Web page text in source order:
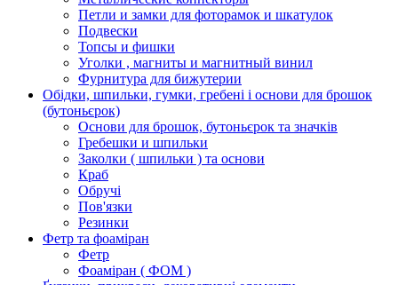
Петли и замки для фоторамок и шкатулок
Подвески
Топсы и фишки
Уголки , магниты и магнитный винил
Фурнитура для бижутерии
Обідки, шпильки, гумки, гребені і основи для брошок
(бутоньєрок)
Основи для брошок, бутоньєрок та значків
Гребешки и шпильки
Заколки ( шпильки ) та основи
Краб
Обручі
Пов'язки
Резинки
Фетр та фоаміран
Фетр
Фоаміран ( ФОМ )